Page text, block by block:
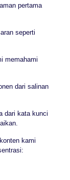
pertama
seperti
memahami
dari salinan
dari kata kunci
kami